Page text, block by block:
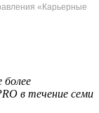
«Карьерные
более
в течение семи